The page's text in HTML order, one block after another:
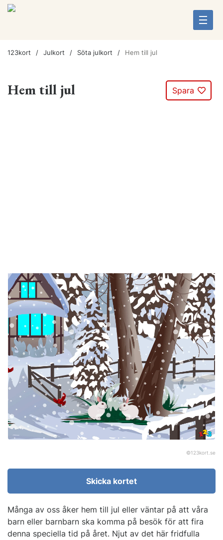
123kort Julkort Söta julkort Hem till jul
Hem till jul Spara
©123kort.se
Skicka kortet
Många av oss åker hem till jul eller väntar på att våra
barn eller barnbarn ska komma på besök för att fira
denna speciella tid på året. Njut av det här fridfulla